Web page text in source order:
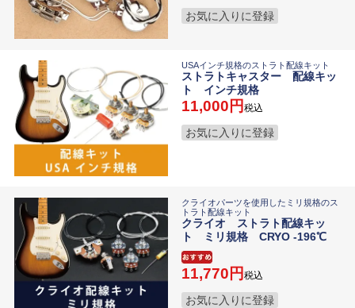
お気に入りに登録
USAインチ規格のストラト配線キット
ストラトキャスター 配線キッ
ト インチ規格
11,000 税込
お気に入りに登録
クライオパーツを使用したミリ規格のス
トラト配線キット
クライオ ストラト配線キッ
ト ミリ規格 CRYO -196℃
11,770 税込
お気に入りに登録